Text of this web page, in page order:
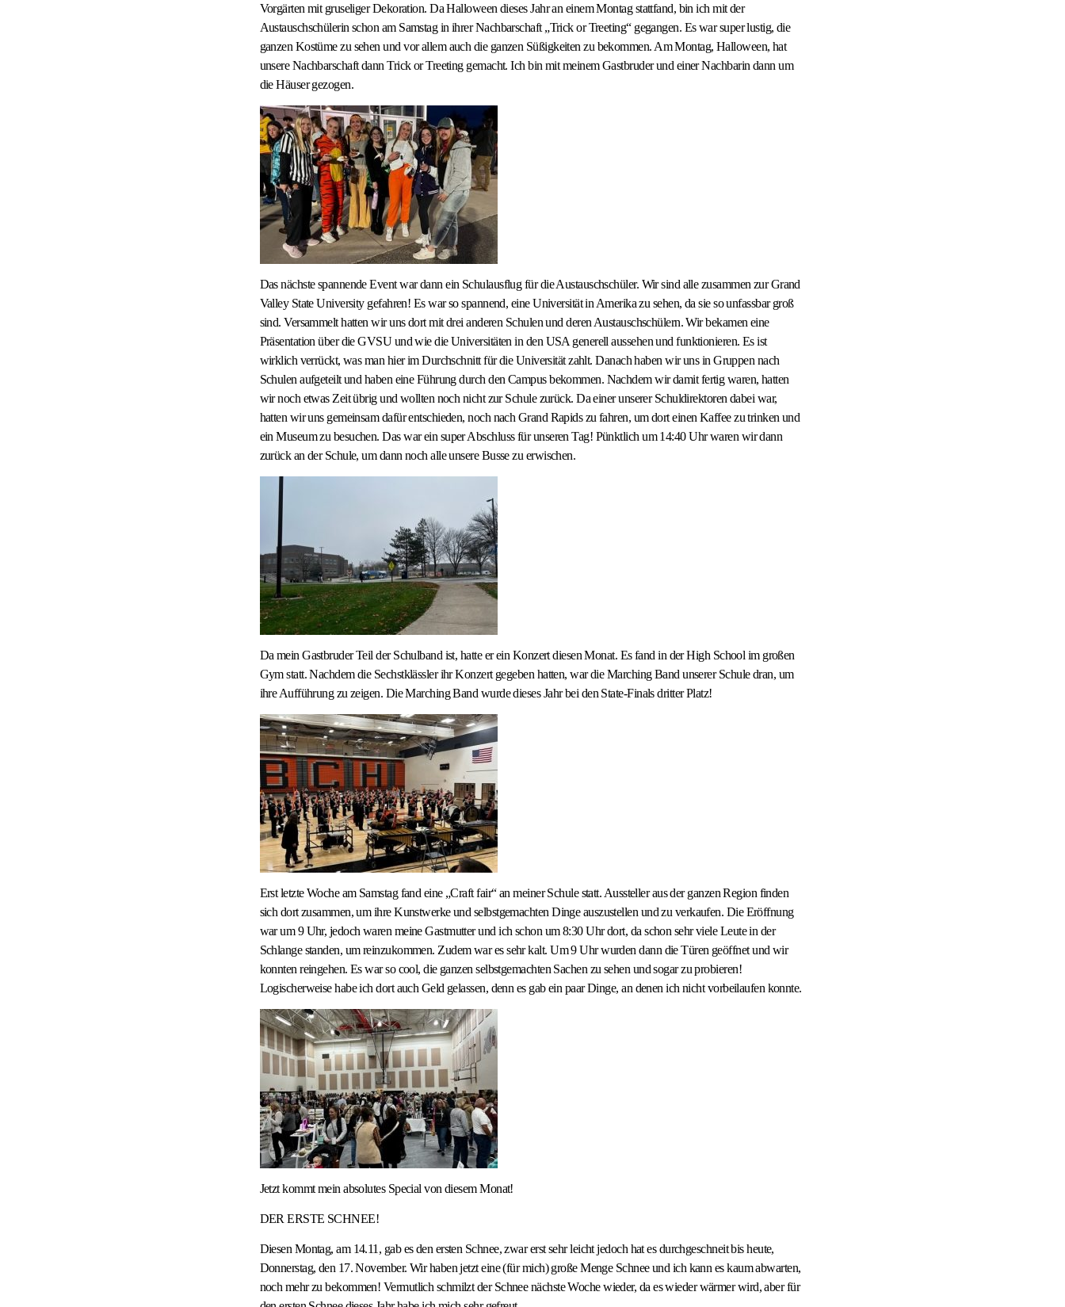
Vorgärten mit gruseliger Dekoration. Da Halloween dieses Jahr an einem Montag stattfand, bin ich mit der
Austauschschülerin schon am Samstag in ihrer Nachbarschaft „Trick or Treeting“ gegangen. Es war super lustig, die
ganzen Kostüme zu sehen und vor allem auch die ganzen Süßigkeiten zu bekommen. Am Montag, Halloween, hat
unsere Nachbarschaft dann Trick or Treeting gemacht. Ich bin mit meinem Gastbruder und einer Nachbarin dann um
die Häuser gezogen.
Das nächste spannende Event war dann ein Schulausflug für die Austauschschüler. Wir sind alle zusammen zur Grand
Valley State University gefahren! Es war so spannend, eine Universität in Amerika zu sehen, da sie so unfassbar groß
sind. Versammelt hatten wir uns dort mit drei anderen Schulen und deren Austauschschülern. Wir bekamen eine
Präsentation über die GVSU und wie die Universitäten in den USA generell aussehen und funktionieren. Es ist
wirklich verrückt, was man hier im Durchschnitt für die Universität zahlt. Danach haben wir uns in Gruppen nach
Schulen aufgeteilt und haben eine Führung durch den Campus bekommen. Nachdem wir damit fertig waren, hatten
wir noch etwas Zeit übrig und wollten noch nicht zur Schule zurück. Da einer unserer Schuldirektoren dabei war,
hatten wir uns gemeinsam dafür entschieden, noch nach Grand Rapids zu fahren, um dort einen Kaffee zu trinken und
ein Museum zu besuchen. Das war ein super Abschluss für unseren Tag! Pünktlich um 14:40 Uhr waren wir dann
zurück an der Schule, um dann noch alle unsere Busse zu erwischen.
Da mein Gastbruder Teil der Schulband ist, hatte er ein Konzert diesen Monat. Es fand in der High School im großen
Gym statt. Nachdem die Sechstklässler ihr Konzert gegeben hatten, war die Marching Band unserer Schule dran, um
ihre Aufführung zu zeigen. Die Marching Band wurde dieses Jahr bei den State-Finals dritter Platz!
Erst letzte Woche am Samstag fand eine „Craft fair“ an meiner Schule statt. Aussteller aus der ganzen Region finden
sich dort zusammen, um ihre Kunstwerke und selbstgemachten Dinge auszustellen und zu verkaufen. Die Eröffnung
war um 9 Uhr, jedoch waren meine Gastmutter und ich schon um 8:30 Uhr dort, da schon sehr viele Leute in der
Schlange standen, um reinzukommen. Zudem war es sehr kalt. Um 9 Uhr wurden dann die Türen geöffnet und wir
konnten reingehen. Es war so cool, die ganzen selbstgemachten Sachen zu sehen und sogar zu probieren!
Logischerweise habe ich dort auch Geld gelassen, denn es gab ein paar Dinge, an denen ich nicht vorbeilaufen konnte.
Jetzt kommt mein absolutes Special von diesem Monat!
DER ERSTE SCHNEE!
Diesen Montag, am 14.11, gab es den ersten Schnee, zwar erst sehr leicht jedoch hat es durchgeschneit bis heute,
Donnerstag, den 17. November. Wir haben jetzt eine (für mich) große Menge Schnee und ich kann es kaum abwarten,
noch mehr zu bekommen! Vermutlich schmilzt der Schnee nächste Woche wieder, da es wieder wärmer wird, aber für